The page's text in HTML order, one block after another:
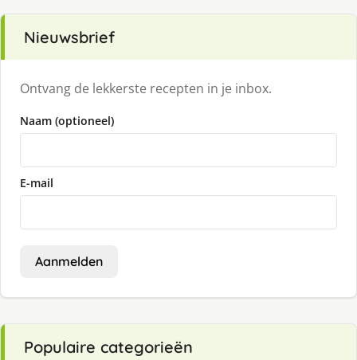
Nieuwsbrief
Ontvang de lekkerste recepten in je inbox.
Naam (optioneel)
E-mail
Aanmelden
Populaire categorieën